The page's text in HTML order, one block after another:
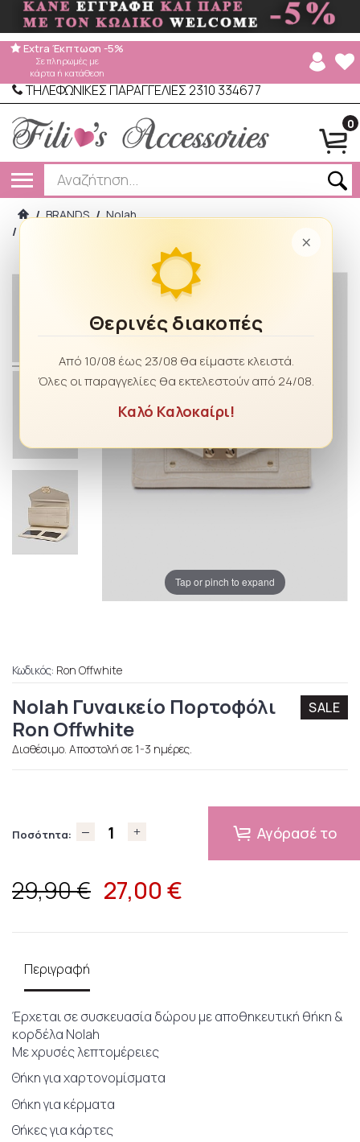
ΤΗΛΕΦΩΝΙΚΕΣ ΠΑΡΑΓΓΕΛΙΕΣ 2310 334677
0
Extra Έκπτωση -5%
Σε πληρωμές με
κάρτα ή κατάθεση
×
Θερινές διακοπές
Από 10/08 έως 23/08 θα είμαστε κλειστά.
Όλες οι παραγγελίες θα εκτελεστούν από 24/08.
Καλό Καλοκαίρι!
/ BRANDS / Nolah
/
Tap or pinch to expand
Κωδικός: Ron Offwhite
Nolah Γυναικείο Πορτοφόλι
Ron Offwhite
SALE
Διαθέσιμο. Αποστολή σε 1-3 ημέρες.
Ποσότητα: Αγόρασέ το
29,90 € 27,00 €
Περιγραφή
Έρχεται σε συσκευασία δώρου με αποθηκευτική θήκη &
κορδέλα Nolah
Mε χρυσές λεπτομέρειες
Θήκη για χαρτονομίσματα
Θήκη για κέρματα
Θήκες για κάρτες